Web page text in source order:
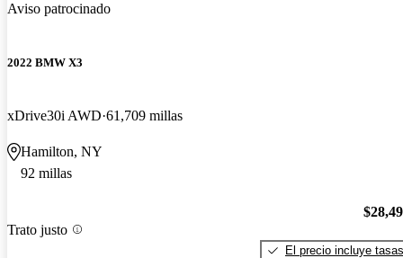
Aviso patrocinado
2022 BMW X3
xDrive30i AWD 61,709 millas
Hamilton, NY
92 millas
Trato justo
El precio incluye tasas